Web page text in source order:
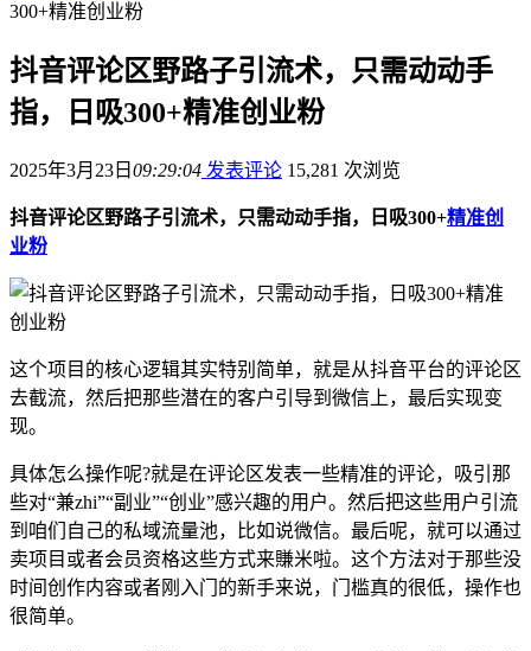
300+精准创业粉
抖音评论区野路子引流术，只需动动手
指，日吸300+精准创业粉
2025年3月23日 09:29:04 发表评论 15,281 次浏览
抖音评论区野路子引流术，只需动动手指，日吸300+精准创
业粉
这个项目的核心逻辑其实特别简单，就是从抖音平台的评论区
去截流，然后把那些潜在的客户引导到微信上，最后实现变
现。
具体怎么操作呢?就是在评论区发表一些精准的评论，吸引那
些对“兼zhi”“副业”“创业”感兴趣的用户。然后把这些用户引流
到咱们自己的私域流量池，比如说微信。最后呢，就可以通过
卖项目或者会员资格这些方式来賺米啦。这个方法对于那些没
时间创作内容或者刚入门的新手来说，门槛真的很低，操作也
很简单。